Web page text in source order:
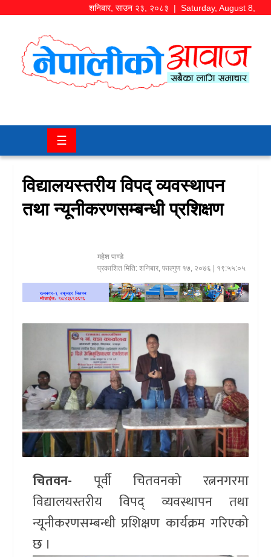
शनिबार, साउन २३, २०८३ | Saturday, August 8,
समाज/
चितवन
कला/
मनोरञ्जन
खेलकुद
स्वास्थ्य/
रोचक
विचार/
☰
विद्यालयस्तरीय विपद् व्यवस्थापन
तथा न्यूनीकरणसम्बन्धी प्रशिक्षण
महेश पाण्डे
प्रकाशित मिति: शनिबार, फाल्गुण १७, २०७६ | १९:५५:०५
चितवन- पूर्वी चितवनको रत्ननगरमा
विद्यालयस्तरीय विपद् व्यवस्थापन तथा
न्यूनीकरणसम्बन्धी प्रशिक्षण कार्यक्रम गरिएको
छ ।